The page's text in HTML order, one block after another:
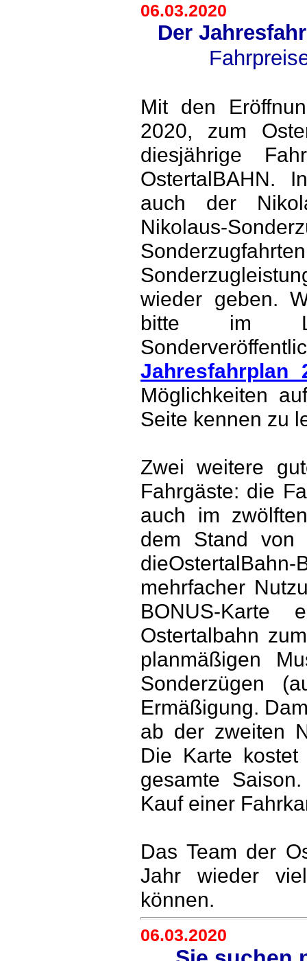
06.03.2020
Der
Mit den
2020, zum
diesjährige
OstertalBAHN.
auch der
Nikolaus-
wieder geben.
bitte im
Jahresfahrplan
Möglichkeiten
Seite kennen zu
Zwei weitere
Fahrgäste: die
auch im
dem Stand
mehrfacher
BONUS-
Ostertalbahn
planmäßigen
Sonderzügen
Ermäßigung.
ab der zweiten
Die Karte
gesamte
Kauf einer
Das Team der
Jahr wieder
können.
06.03.2020